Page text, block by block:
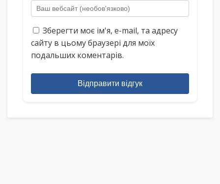
Зберегти моє ім'я, e-mail, та адресу
сайту в цьому браузері для моїх
подальших коментарів.
Відправити відгук